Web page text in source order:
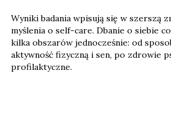
Wyniki badania wpisują się w szerszą
myślenia o self-care. Dbanie o siebie
kilka obszarów jednocześnie: od
aktywność fizyczną i sen, po zdrowie
profilaktyczne.